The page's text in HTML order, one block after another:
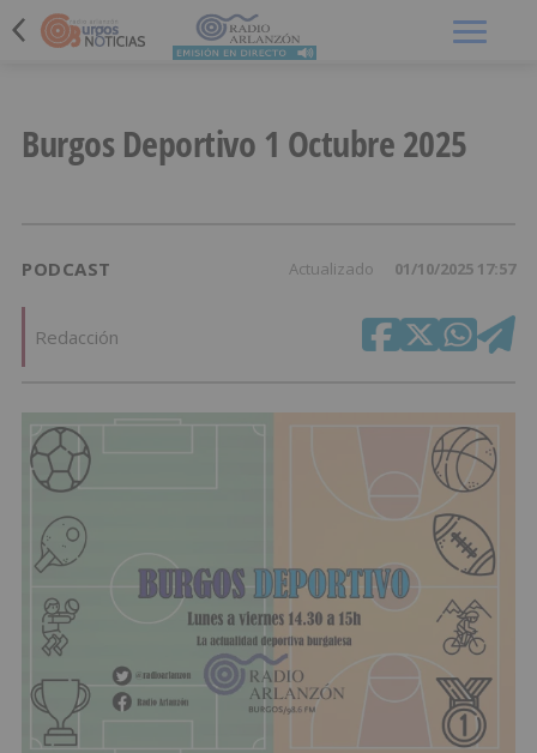
Burgos Deportivo 1 Octubre 2025
PODCAST Actualizado 01/10/2025 17:57
Redacción